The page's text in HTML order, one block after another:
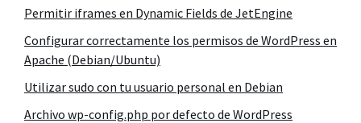
Permitir iframes en Dynamic Fields de JetEngine
Configurar correctamente los permisos de WordPress en
Apache (Debian/Ubuntu)
Utilizar sudo con tu usuario personal en Debian
Archivo wp-config.php por defecto de WordPress